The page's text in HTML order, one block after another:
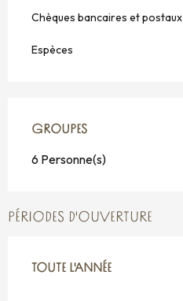
Chèques bancaires et postaux
Espèces
GROUPES
GROUPES
6 Personne(s)
PÉRIODES D'OUVERTURE
TOUTE L'ANNÉE
TOUTE L'ANNÉE